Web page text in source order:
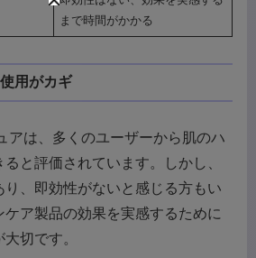
まで時間がかかる
用がカギ
アは、多くのユーザーから肌のハ
と評価されています。しかし、
、即効性がないと感じる方もい
ケア製品の効果を実感するために
切です。